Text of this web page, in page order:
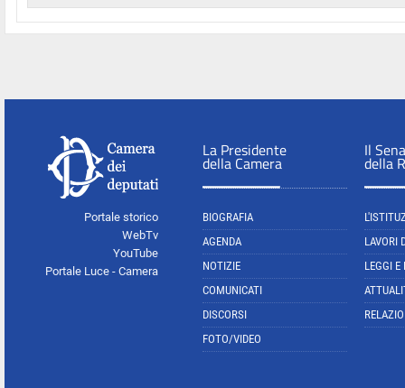
Portale storico
WebTv
YouTube
Portale Luce - Camera
La Presidente
della Camera
BIOGRAFIA
AGENDA
NOTIZIE
COMUNICATI
DISCORSI
FOTO/VIDEO
Il
della
LAVORI
LEGGI E